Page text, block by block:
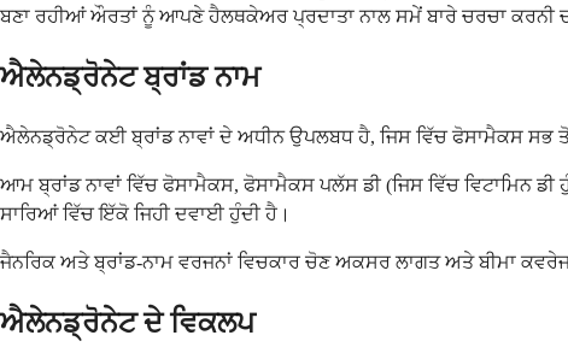
ਬਣਾ ਰਹੀਆਂ ਔਰਤਾਂ ਨੂੰ ਆਪਣੇ ਹੈਲਥਕੇਅਰ ਪ੍ਰਦਾਤਾ ਨਾਲ ਸਮੇਂ ਬਾਰੇ ਚਰਚਾ ਕਰਨੀ
ਐਲੇਨਡ੍ਰੋਨੇਟ ਬ੍ਰਾਂਡ ਨਾਮ
ਐਲੇਨਡ੍ਰੋਨੇਟ ਕਈ ਬ੍ਰਾਂਡ ਨਾਵਾਂ ਦੇ ਅਧੀਨ ਉਪਲਬਧ ਹੈ, ਜਿਸ ਵਿੱਚ ਫੋਸਾਮੈਕਸ ਸਭ
ਆਮ ਬ੍ਰਾਂਡ ਨਾਵਾਂ ਵਿੱਚ ਫੋਸਾਮੈਕਸ, ਫੋਸਾਮੈਕਸ ਪਲੱਸ ਡੀ (ਜਿਸ ਵਿੱਚ ਵਿਟਾਮਿਨ
ਸਾਰਿਆਂ ਵਿੱਚ ਇੱਕੋ ਜਿਹੀ ਦਵਾਈ ਹੁੰਦੀ ਹੈ।
ਜੈਨਰਿਕ ਅਤੇ ਬ੍ਰਾਂਡ-ਨਾਮ ਵਰਜਨਾਂ ਵਿਚਕਾਰ ਚੋਣ ਅਕਸਰ ਲਾਗਤ ਅਤੇ ਬੀਮਾ
ਐਲੇਨਡ੍ਰੋਨੇਟ ਦੇ ਵਿਕਲਪ